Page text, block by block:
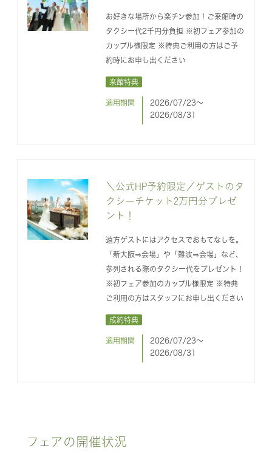
お好きな場所から楽チン参加！ご来館時の
タクシー代2千円分負担 ※初フェア参加の
カップル様限定 ※特典ご利用の方はご予
約時にお申し出ください
来館特典
適用期間
2026/07/23〜
2026/08/31
＼公式HP予約限定／ゲストのタ
クシーチケット2万円分プレゼ
ント！
遠方ゲストにはアクセスでおもてなしを。
「新大阪⇒会場」や「難波⇒会場」など、
参列される際のタクシー代をプレゼント！
※初フェア参加のカップル様限定 ※特典
ご利用の方はスタッフにお申し出ください
成約特典
適用期間
2026/07/23〜
2026/08/31
フェアの開催状況